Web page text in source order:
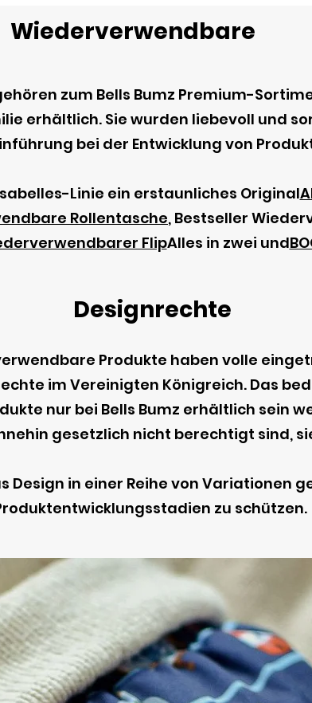
Wiederverwendbare
zum Bells Bumz Premium-
erhältlich. Sie wurden liebevoll und
bei der Entwicklung von
Linie ein erstaunliches Original
Rollentasche, Bestseller
FlipAlles in zwei und
Designrechte
Produkte haben volle
im Vereinigten Königreich. Das
nur bei Bells Bumz erhältlich sein
gesetzlich nicht berechtigt sind,
Design in einer Reihe von Variationen
zu schützen.